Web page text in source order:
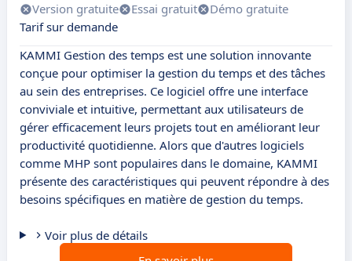
Version gratuite Essai gratuit
Démo gratuite
Tarif sur demande
KAMMI Gestion des temps est une solution innovante
conçue pour optimiser la gestion du temps et des tâches
au sein des entreprises. Ce logiciel offre une interface
conviviale et intuitive, permettant aux utilisateurs de
gérer efficacement leurs projets tout en améliorant leur
productivité quotidienne. Alors que d'autres logiciels
comme MHP sont populaires dans le domaine, KAMMI
présente des caractéristiques qui peuvent répondre à des
besoins spécifiques en matière de gestion du temps.
Voir plus de détails